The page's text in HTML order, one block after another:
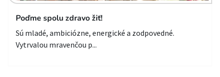
Poďme spolu zdravo žiť!
Sú mladé, ambiciózne, energické a zodpovedné.
Vytrvalou mravenčou p...